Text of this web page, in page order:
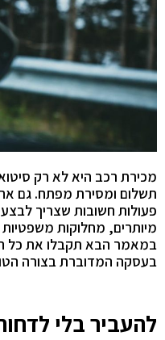
מכירת רכב היא לא רק
תשלום ומסירת מפתח. גם
פעולות חשובות שצריך
מיותרים, מחלוקות
במאמר הבא תקבלו את כל
בעסקה המדוברת בצורה
להעביר בלי